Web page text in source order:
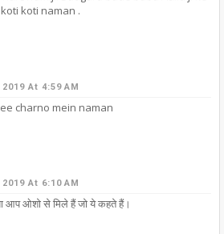
koti naman .
At 4:59 AM
charno mein naman
At 6:10 AM
आप ओशो से मिले हैं जो ये कहते हैं।